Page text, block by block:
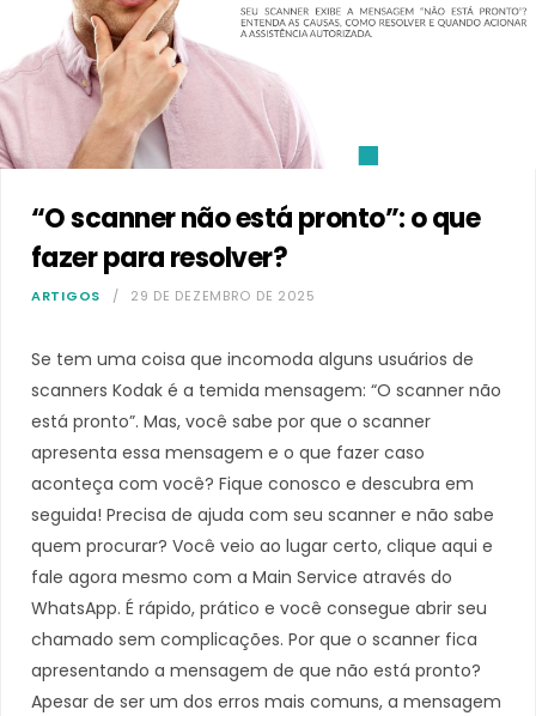
“O scanner não está pronto”: o que
fazer para resolver?
ARTIGOS 29 DE DEZEMBRO DE 2025
Se tem uma coisa que incomoda alguns usuários de
scanners Kodak é a temida mensagem: “O scanner não
está pronto”. Mas, você sabe por que o scanner
apresenta essa mensagem e o que fazer caso
aconteça com você? Fique conosco e descubra em
seguida! Precisa de ajuda com seu scanner e não sabe
quem procurar? Você veio ao lugar certo, clique aqui e
fale agora mesmo com a Main Service através do
WhatsApp. É rápido, prático e você consegue abrir seu
chamado sem complicações. Por que o scanner fica
apresentando a mensagem de que não está pronto?
Apesar de ser um dos erros mais comuns, a mensagem